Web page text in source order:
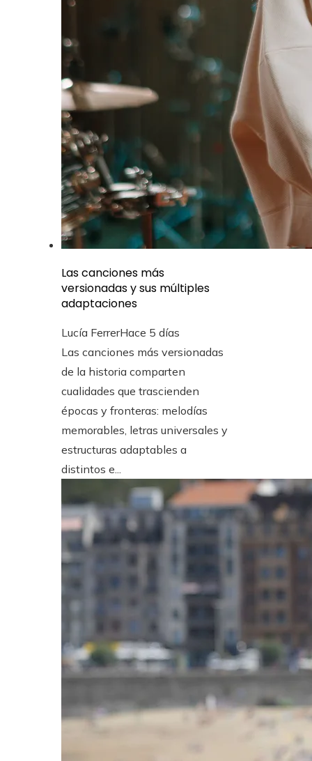
Las canciones más
versionadas y sus múltiples
adaptaciones
Lucía FerrerHace 5 días
Las canciones más versionadas
de la historia comparten
cualidades que trascienden
épocas y fronteras: melodías
memorables, letras universales y
estructuras adaptables a
distintos e...